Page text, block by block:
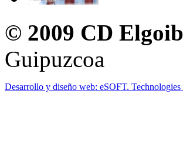
© 2009 CD
Guipuzcoa
Desarrollo y diseño web: eSOFT.